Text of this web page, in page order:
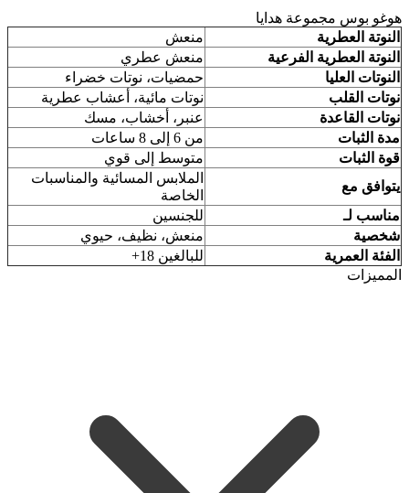
هوغو بوس مجموعة هدايا
النوتة العطرية
منعش
النوتة العطرية الفرعية
منعش عطري
النوتات العليا
حمضيات، نوتات خضراء
نوتات القلب
نوتات مائية، أعشاب عطرية
نوتات القاعدة
عنبر، أخشاب، مسك
مدة الثبات
من 6 إلى 8 ساعات
قوة الثبات
متوسط إلى قوي
يتوافق مع
الملابس المسائية والمناسبات
الخاصة
مناسب لـ
للجنسين
شخصية
منعش، نظيف، حيوي
الفئة العمرية
للبالغين 18+
المميزات